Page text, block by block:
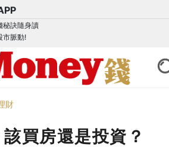
秘訣隨身讀
市脈動!
財
買房還是投資？